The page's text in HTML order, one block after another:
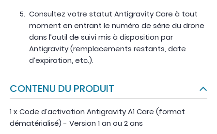
Consultez votre statut Antigravity Care à tout
moment en entrant le numéro de série du drone
dans l’outil de suivi mis à disposition par
Antigravity (remplacements restants, date
d’expiration, etc.).
CONTENU DU PRODUIT
1 x Code d’activation Antigravity A1 Care (format
dématérialisé) - Version 1 an ou 2 ans